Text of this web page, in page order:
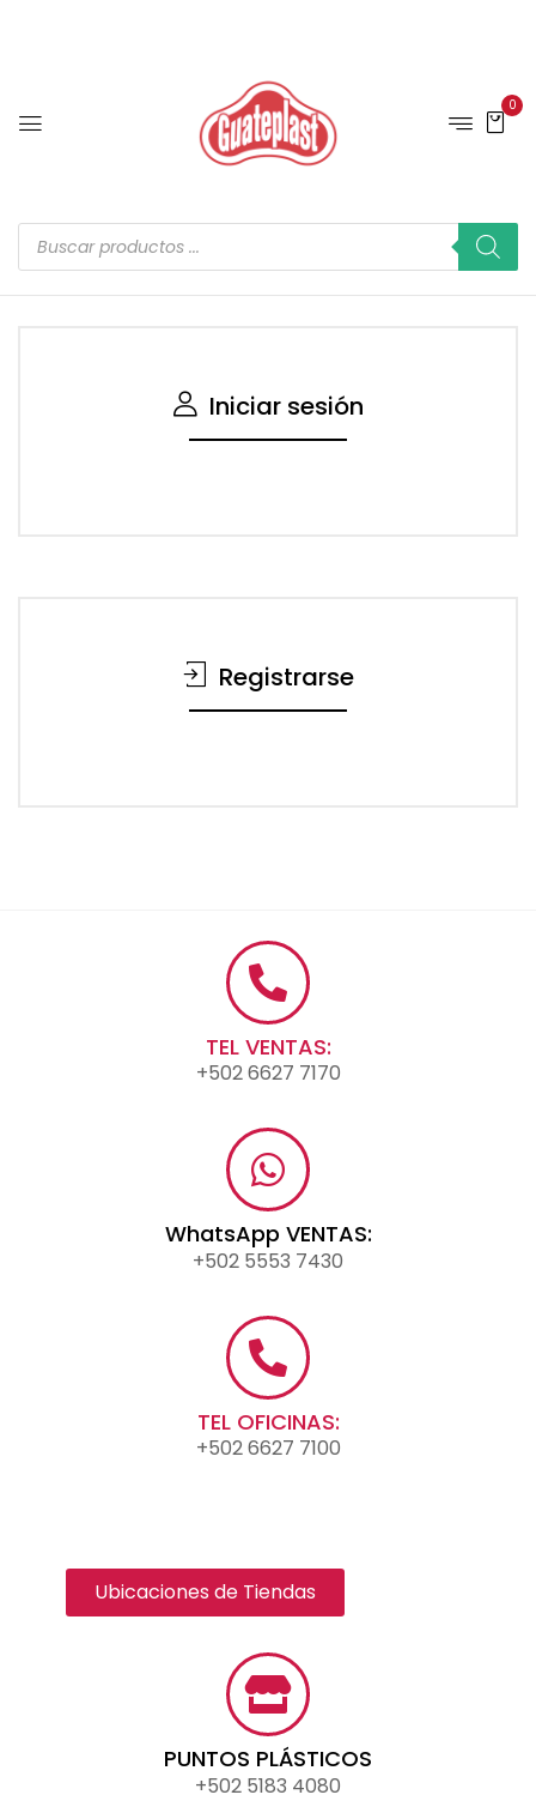
0
Iniciar sesión
Registrarse
TEL VENTAS:
+502 6627 7170
WhatsApp VENTAS:
+502 5553 7430
TEL OFICINAS:
+502 6627 7100
Ubicaciones de Tiendas
PUNTOS PLÁSTICOS
+502 5183 4080